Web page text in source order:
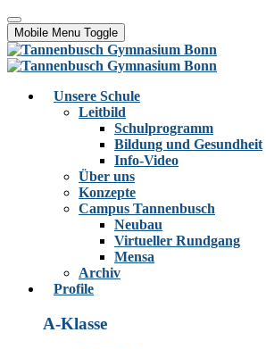
Mobile Menu Toggle
Unsere Schule
Leitbild
Schulprogramm
Bildung und Gesundheit
Info-Video
Über uns
Konzepte
Campus Tannenbusch
Neubau
Virtueller Rundgang
Mensa
Archiv
Profile
A-Klasse